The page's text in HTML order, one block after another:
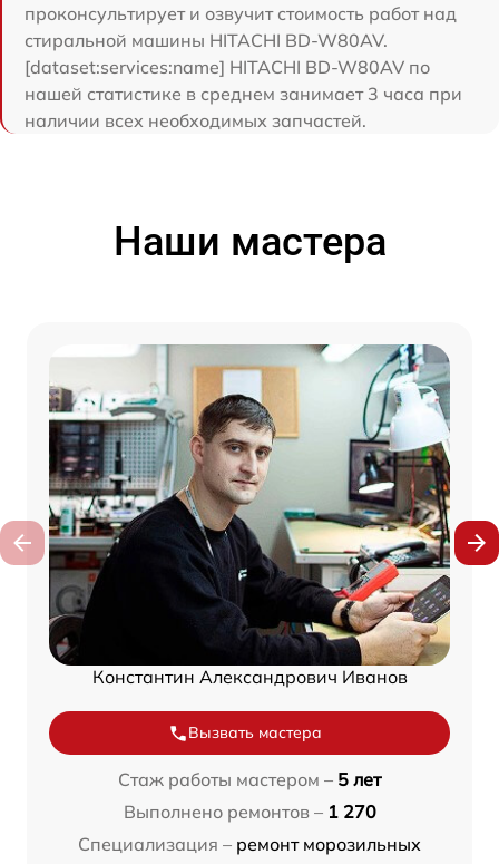
проконсультирует и озвучит стоимость работ над
стиральной машины HITACHI BD-W80AV.
[dataset:services:name] HITACHI BD-W80AV по
нашей статистике в среднем занимает 3 часа при
наличии всех необходимых запчастей.
Наши мастера
Константин Александрович Иванов
Вызвать мастера
Стаж работы мастером – 5 лет
Выполнено ремонтов – 1 270
Специализация – ремонт морозильных